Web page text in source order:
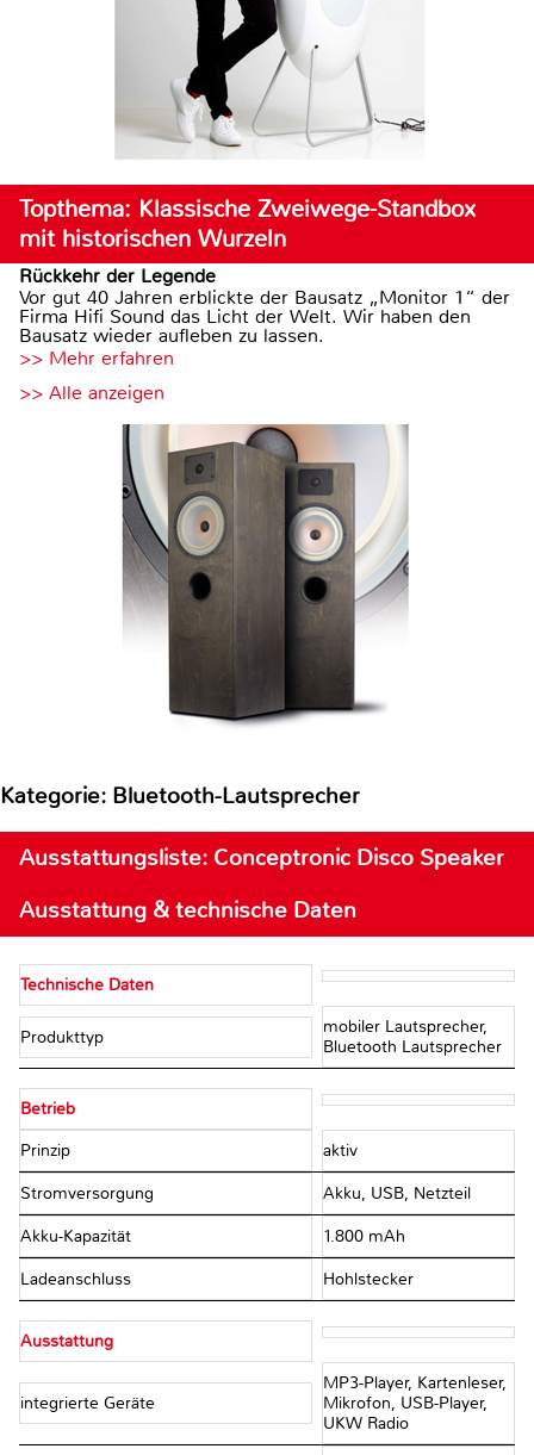
Topthema: Klassische Zweiwege-Standbox
mit historischen Wurzeln
Rückkehr der Legende
Vor gut 40 Jahren erblickte der Bausatz „Monitor 1“ der
Firma Hifi Sound das Licht der Welt. Wir haben den
Bausatz wieder aufleben zu lassen.
>> Mehr erfahren
>> Alle anzeigen
Kategorie: Bluetooth-Lautsprecher
Ausstattungsliste: Conceptronic Disco Speaker
Ausstattung & technische Daten
Technische Daten
Produkttyp
mobiler Lautsprecher,
Bluetooth Lautsprecher
Betrieb
Prinzip aktiv
Stromversorgung Akku, USB, Netzteil
Akku-Kapazität 1.800 mAh
Ladeanschluss Hohlstecker
Ausstattung
integrierte Geräte
MP3-Player, Kartenleser,
Mikrofon, USB-Player,
UKW Radio